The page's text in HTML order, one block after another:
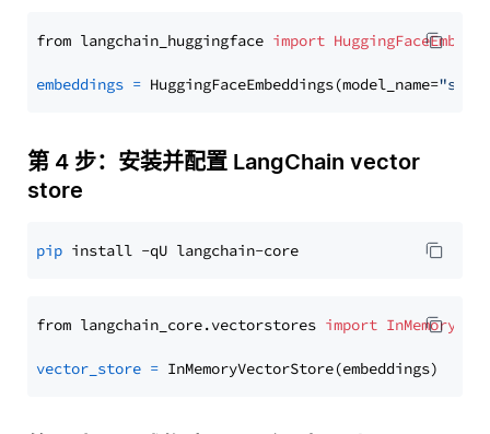
from langchain_huggingface import
embeddings = HuggingFaceEmbeddings(model_name=
第 4 步：安装并配置 LangChain vector
store
pip
from langchain_core.vectorstores import
vector_store =